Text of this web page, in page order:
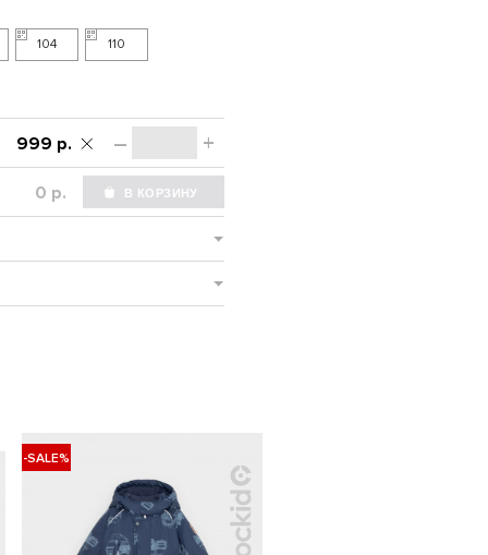
104 110
– +
999 р.
р.
-SALE%